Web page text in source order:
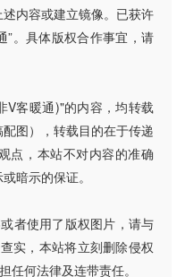
内容或建立镜像。已获许
”。具体版权合作事宜，请
V客暖通)"的内容，均转载
图），转载目的在于传递
点，本站不对内容的准确
暗示的保证。
者使用了版权图片，请与
实，本站将立刻删除侵权
任何法律及连带责任。